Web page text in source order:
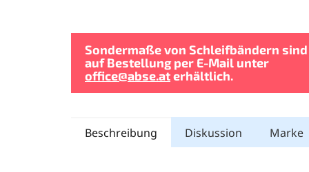
Sondermaße von Schleifbändern sind
auf Bestellung per E-Mail unter
office@abse.aterhältlich.
Beschreibung Diskussion Marke